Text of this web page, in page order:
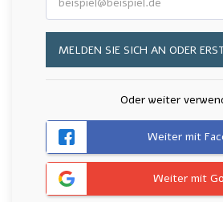
MELDEN SIE SICH AN ODER
Oder weiter
Weiter mit
Weiter mit